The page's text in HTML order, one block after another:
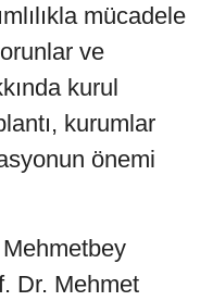
mücadele
ve
kurul
kurumlar
önemi
Dr. Mehmet